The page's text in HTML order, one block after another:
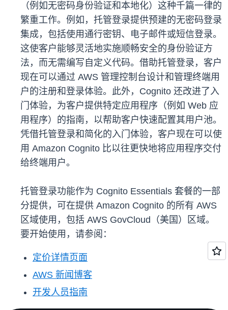
（例如无密码身份验证和本地化）这种千篇一律的
繁重工作。例如，托管登录提供预建的无密码登录
集成，包括使用通行密钥、电子邮件或短信登录。
这使客户能够灵活地实施顺畅安全的身份验证方
法，而无需编写自定义代码。借助托管登录，客户
现在可以通过 AWS 管理控制台设计和管理终端用
户的注册和登录体验。此外，Cognito 还改进了入
门体验，为客户提供特定应用程序（例如 Web 应
用程序）的指南，以帮助客户快速配置其用户池。
凭借托管登录和简化的入门体验，客户现在可以使
用 Amazon Cognito 比以往更快地将应用程序交付
给终端用户。
托管登录功能作为 Cognito Essentials 套餐的一部
分提供，可在提供 Amazon Cognito 的所有 AWS
区域使用，包括 AWS GovCloud（美国）区域。
要开始使用，请参阅：
定价详情页面
AWS 新闻博客
开发人员指南